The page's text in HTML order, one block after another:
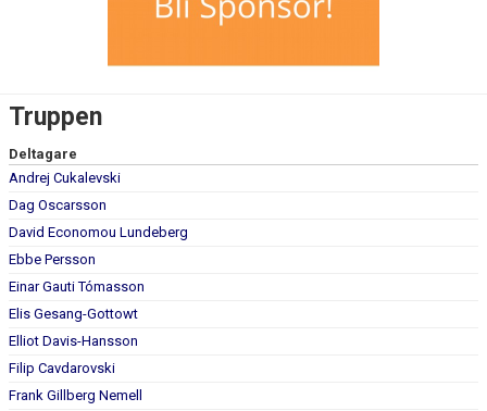
BILDGALLERI
DOKUMENT
KONTAKT
Truppen
Deltagare
Andrej Cukalevski
Dag Oscarsson
David Economou Lundeberg
Ebbe Persson
Einar Gauti Tómasson
Elis Gesang-Gottowt
Elliot Davis-Hansson
Filip Cavdarovski
Frank Gillberg Nemell